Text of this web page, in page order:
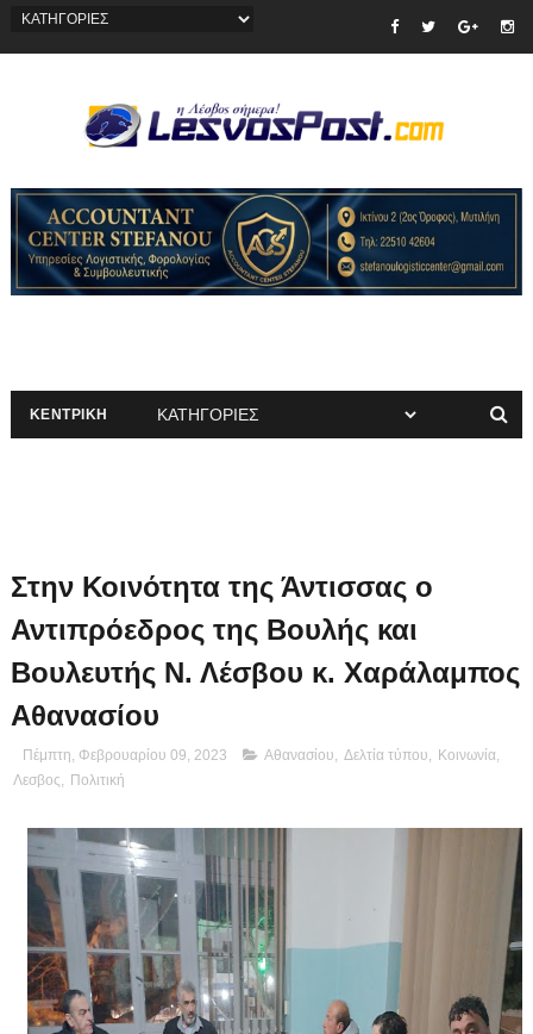
ΚΕΝΤΡΙΚΗ
Στην Κοινότητα της Άντισσας ο
Αντιπρόεδρος της Βουλής και
Βουλευτής Ν. Λέσβου κ. Χαράλαμπος
Αθανασίου
Πέμπτη, Φεβρουαρίου 09, 2023 Αθανασίου Δελτία τύπου Κοινωνία,
Λεσβος
Πολιτική